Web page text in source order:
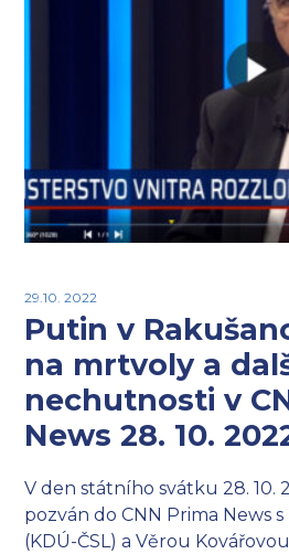
29.10. 2022
Putin v
na mrtvoly a
nechutnosti v
News 28. 10.
V den státního svátku 28. 10.
pozván do CNN Prima News
(KDÚ-ČSL) a Věrou